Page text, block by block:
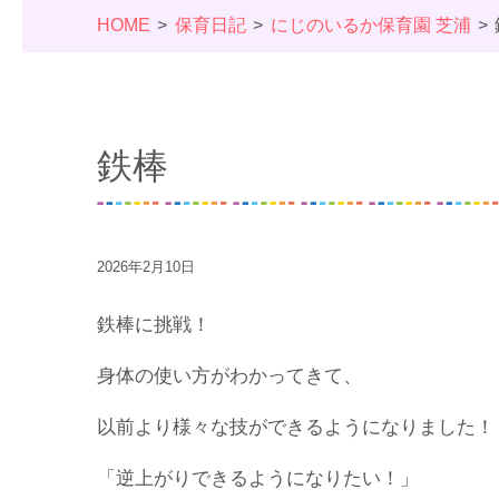
HOME 保育日記 にじのいるか保育園 芝浦
鉄棒
2026年2月10日
鉄棒に挑戦！
身体の使い方がわかってきて、
以前より様々な技ができるようになりました！
「逆上がりできるようになりたい！」